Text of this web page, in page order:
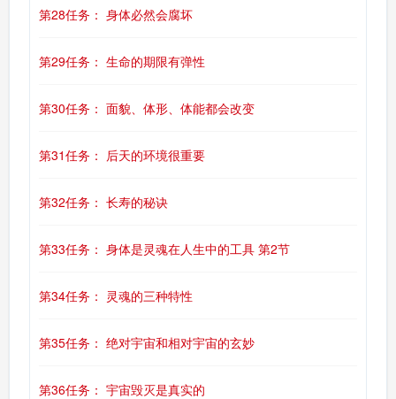
第28任务： 身体必然会腐坏
第29任务： 生命的期限有弹性
第30任务： 面貌、体形、体能都会改变
第31任务： 后天的环境很重要
第32任务： 长寿的秘诀
第33任务： 身体是灵魂在人生中的工具 第2节
第34任务： 灵魂的三种特性
第35任务： 绝对宇宙和相对宇宙的玄妙
第36任务： 宇宙毁灭是真实的